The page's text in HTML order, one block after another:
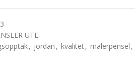
UTE
, jordan , kvalitet, malerpensel ,